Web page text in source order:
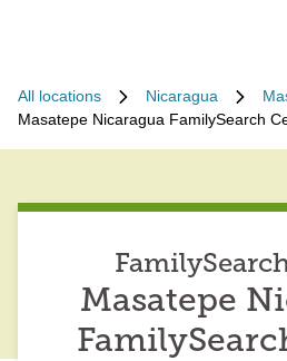
All locations Nicaragua
Masatepe Nicaragua FamilySearch
Masatepe